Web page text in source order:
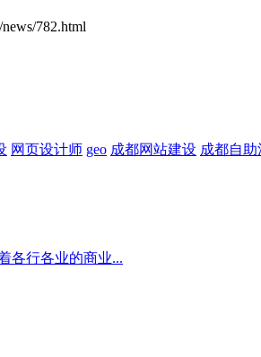
782.html
网页设计师 geo 成都网站建设 成都自助
各行各业的商业...